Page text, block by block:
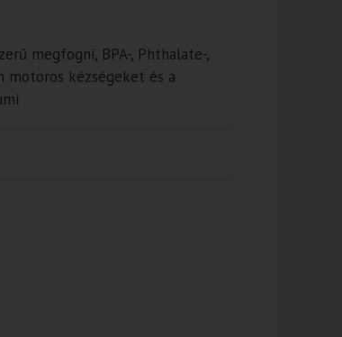
megfogni, BPA-, Phthalate-,
motoros kézségeket és a